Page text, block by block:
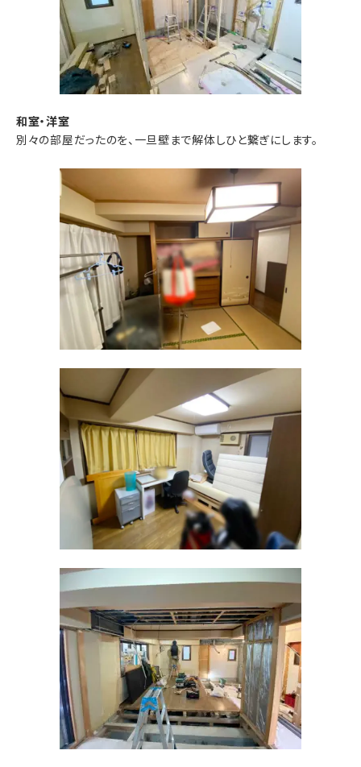
和室・洋室
別々の部屋だったのを、一旦壁まで解体しひと繋ぎにします。